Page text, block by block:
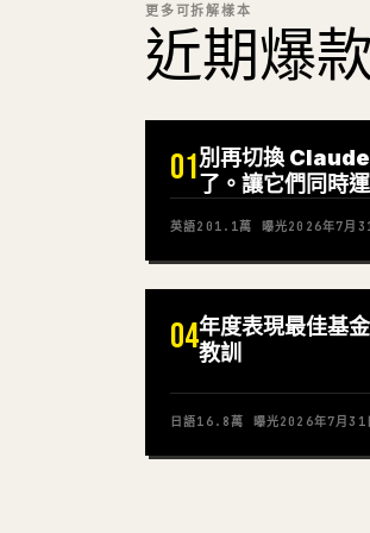
更多可拆解樣本
近期爆
01別再切換
了。讓它們同時
英語201.1萬 曝光2026年7月
04年度表現最佳基
教訓
日語16.8萬 曝光2026年7月31